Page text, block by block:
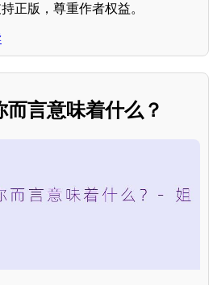
正版，尊重作者权益。
言意味着什么？